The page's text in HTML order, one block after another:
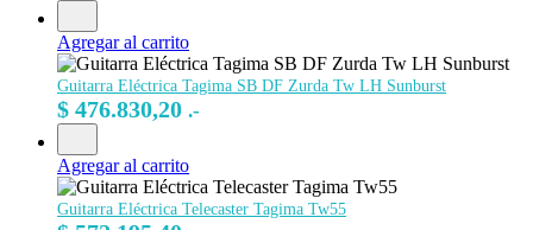
Agregar al carrito
Guitarra Eléctrica Tagima SB DF Zurda Tw LH Sunburst
$ 476.830,20 .-
Agregar al carrito
Guitarra Eléctrica Telecaster Tagima Tw55